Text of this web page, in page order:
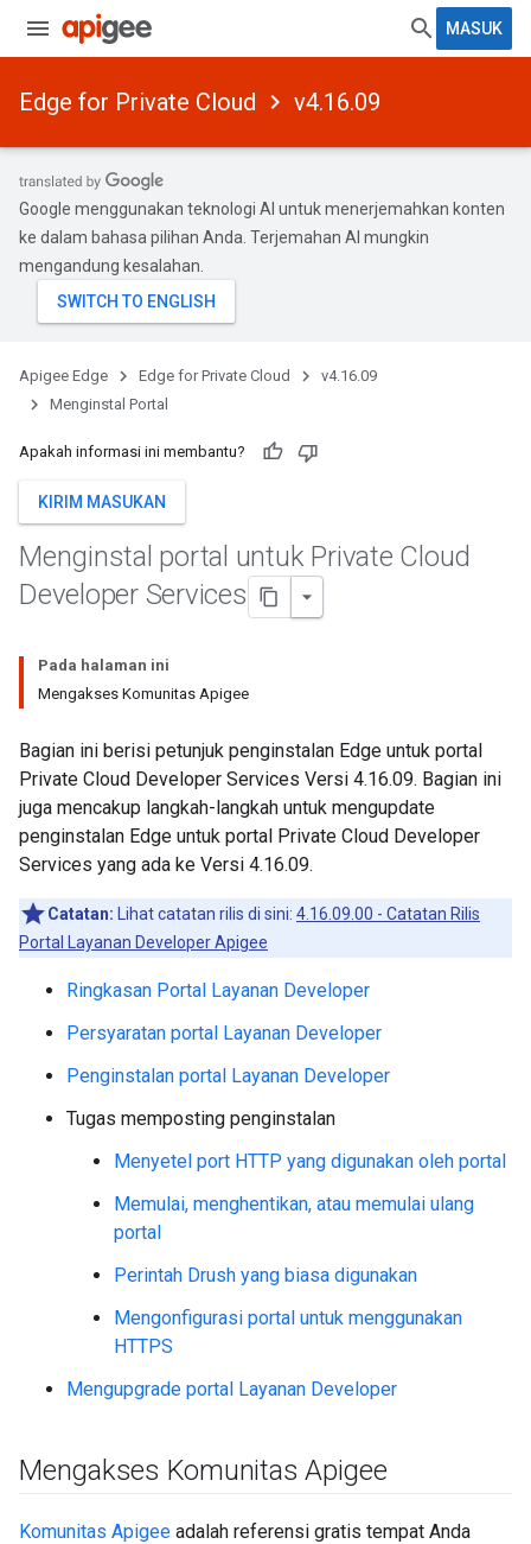
MASUK
Edge for Private Cloud v4.16.09
Google menggunakan teknologi AI untuk menerjemahkan konten
ke dalam bahasa pilihan Anda. Terjemahan AI mungkin
mengandung kesalahan.
Apigee Edge Edge for Private Cloud
v4.16.09
Menginstal Portal
Apakah informasi ini membantu?
KIRIM MASUKAN
Menginstal portal untuk Private Cloud
Developer Services
Pada halaman ini
Mengakses Komunitas Apigee
Bagian ini berisi petunjuk penginstalan Edge untuk portal
Private Cloud Developer Services Versi 4.16.09. Bagian ini
juga mencakup langkah-langkah untuk mengupdate
penginstalan Edge untuk portal Private Cloud Developer
Services yang ada ke Versi 4.16.09.
Catatan: Lihat catatan rilis di sini: 4.16.09.00 - Catatan Rilis
Portal Layanan Developer Apigee
Ringkasan Portal Layanan Developer
Persyaratan portal Layanan Developer
Penginstalan portal Layanan Developer
Tugas memposting penginstalan
Menyetel port HTTP yang digunakan oleh portal
Memulai, menghentikan, atau memulai ulang
portal
Perintah Drush yang biasa digunakan
Mengonfigurasi portal untuk menggunakan
HTTPS
Mengupgrade portal Layanan Developer
Mengakses Komunitas Apigee
Komunitas Apigee adalah referensi gratis tempat Anda